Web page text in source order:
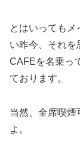
とはいっても
い昨今、それを
CAFEを名乗っ
ております。
当然、全席喫煙
よ。